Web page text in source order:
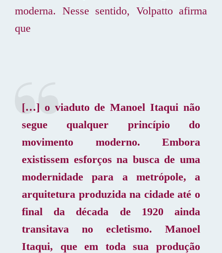
moderna. Nesse sentido, Volpatto afirma
que
[…] o viaduto de Manoel Itaqui não
segue qualquer princípio do
movimento moderno. Embora
existissem esforços na busca de uma
modernidade para a metrópole, a
arquitetura produzida na cidade até o
final da década de 1920 ainda
transitava no ecletismo. Manoel
Itaqui, que em toda sua produção